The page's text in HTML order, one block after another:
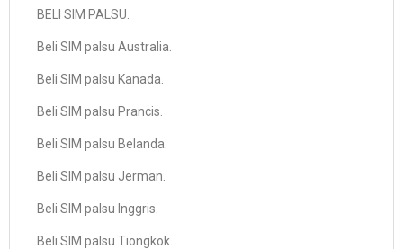
BELI SIM PALSU.
Beli SIM palsu Australia.
Beli SIM palsu Kanada.
Beli SIM palsu Prancis.
Beli SIM palsu Belanda.
Beli SIM palsu Jerman.
Beli SIM palsu Inggris.
Beli SIM palsu Tiongkok.